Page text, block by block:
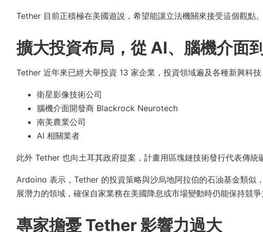
Tether 目前正積極在美國遊說，希望能讓立法機關來接受這個觀點。
擴大投資布局，從 AI、腦機介面
Tether 近年來已經大舉投資 13 家企業，投資領域遍及各種新興科技
衛星影像技術公司
腦機介面開發商 Blackrock Neurotech
南美農業公司
AI 相關業者
此外 Tether 也向土耳其政府提案，計畫用區塊鏈技術發行代表傳統
Ardoino 表示，Tether 的投資策略與沙烏地阿拉伯的石油基金類似
展潛力的領域，確保自家業務在美國降息或市場變動時仍能保持競爭
專家擔憂 Tether 影響力過大